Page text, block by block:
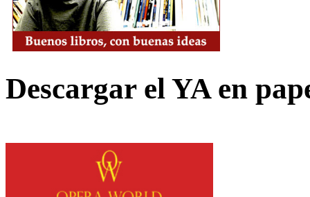
Descargar el YA en